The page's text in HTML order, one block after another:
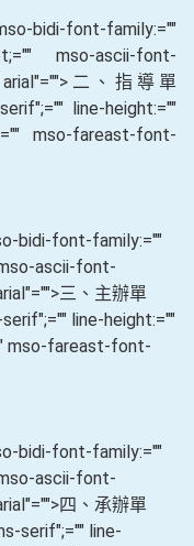
bidi-font-family:=""
mso-ascii-font-
arial"="">二、指導單
line-height:=""
mso-fareast-font-
bidi-font-family:=""
ascii-font-
三、主辦單
serif";="" line-height:=""
mso-fareast-font-
bidi-font-family:=""
ascii-font-
四、承辦單
serif";="" line-